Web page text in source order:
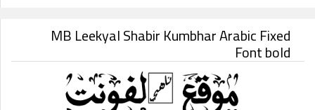
MB Leekyal Shabir Kumbhar Arabic Fixed
Font bold